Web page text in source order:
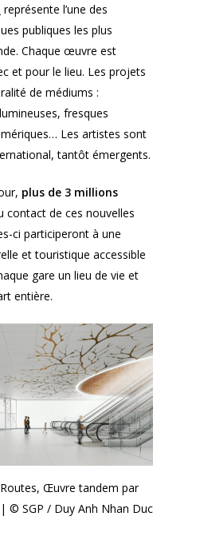
représente l’une des
publiques les plus
Chaque œuvre est
et pour le lieu. Les projets
de médiums :
fresques
Les artistes sont
tantôt émergents.
plus de 3 millions
contact de ces nouvelles
ci participeront à une
et touristique accessible
gare un lieu de vie et
entière.
Œuvre tandem par
© SGP / Duy Anh Nhan Duc